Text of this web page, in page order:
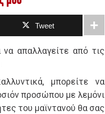
Tweet
απαλλαγείτε από τις
μπορείτε να
προσώπου με λεμόνι
του μαϊντανού θα σας